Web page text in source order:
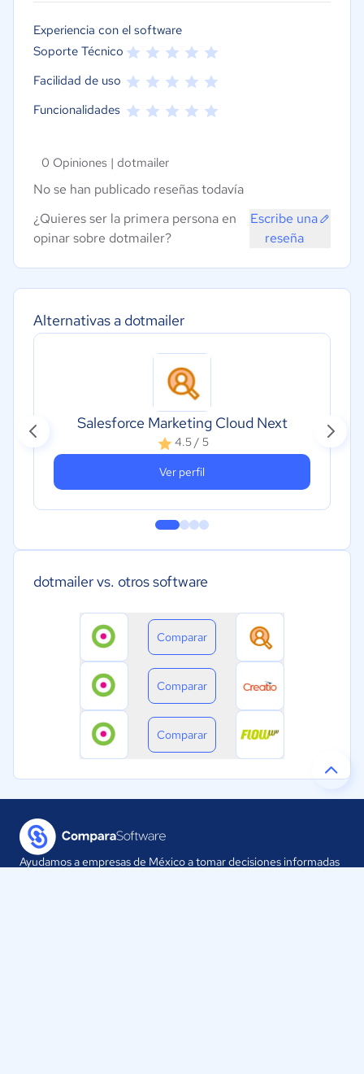
Alternativas a dotmailer
Salesforce Marketing Cloud Next
4.5 / 5
Ver perfil
dotmailer vs. otros software
Comparar
Comparar
Comparar
Experiencia con el software
Soporte Técnico
Facilidad de uso
Funcionalidades
0 Opiniones | dotmailer
No se han publicado reseñas todavía
¿Quieres ser la primera persona en
opinar sobre dotmailer?
Escribe una
reseña
Ayudamos a empresas de México a tomar decisiones informadas